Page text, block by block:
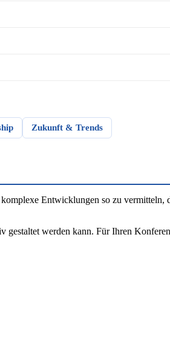
Zukunft & Trends
Entwicklungen so zu vermitteln,
gestaltet werden kann. Für Ihren